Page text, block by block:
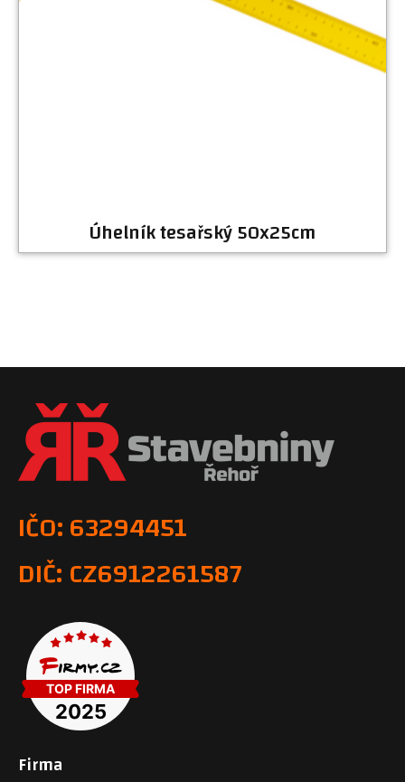
Úhelník tesařský 50x25cm
IČO: 63294451
DIČ: CZ6912261587
Firma